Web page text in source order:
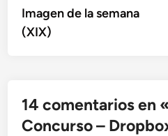
de
entradas
anterior:
Imagen de la semana
(XIX)
14 comentarios en
Concurso –